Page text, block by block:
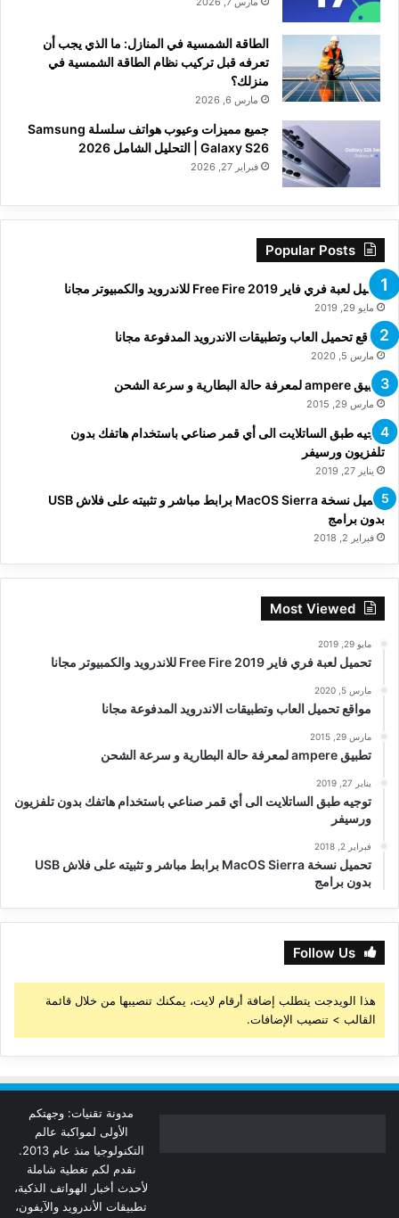
الطاقة الشمسية في المنازل: ما الذي يجب أن
تعرفه قبل تركيب نظام الطاقة الشمسية في
منزلك؟
مارس 6, 2026
جميع مميزات وعيوب هواتف سلسلة Samsung
Galaxy S26 | التحليل الشامل 2026
فبراير 27, 2026
Popular Posts
تحميل لعبة فري فاير Free Fire 2019 للاندرويد والكمبيوتر مجانا
مايو 29, 2019
مواقع تحميل العاب وتطبيقات الاندرويد المدفوعة مجانا
مارس 5, 2020
تطبيق ampere لمعرفة حالة البطارية و سرعة الشحن
مارس 29, 2015
توجيه طبق الساتلايت الى أي قمر صناعي باستخدام هاتفك بدون
تلفزيون ورسيفر
يناير 27, 2019
تحميل نسخة MacOS Sierra برابط مباشر و تثبيته على فلاش USB
بدون برامج
فبراير 2, 2018
Most Viewed
مايو 29, 2019
تحميل لعبة فري فاير Free Fire 2019 للاندرويد والكمبيوتر مجانا
مارس 5, 2020
مواقع تحميل العاب وتطبيقات الاندرويد المدفوعة مجانا
مارس 29, 2015
تطبيق ampere لمعرفة حالة البطارية و سرعة الشحن
يناير 27, 2019
توجيه طبق الساتلايت الى أي قمر صناعي باستخدام هاتفك بدون تلفزيون
ورسيفر
فبراير 2, 2018
تحميل نسخة MacOS Sierra برابط مباشر و تثبيته على فلاش USB
بدون برامج
Follow Us
هذا الويدجت يتطلب إضافة أرقام لايت، يمكنك تنصيبها من خلال قائمة
القالب > تنصيب الإضافات.
مدونة تقنيات: وجهتكم
الأولى لمواكبة عالم
التكنولوجيا منذ عام 2013.
نقدم لكم تغطية شاملة
لأحدث أخبار الهواتف الذكية،
تطبيقات الأندرويد والآيفون،